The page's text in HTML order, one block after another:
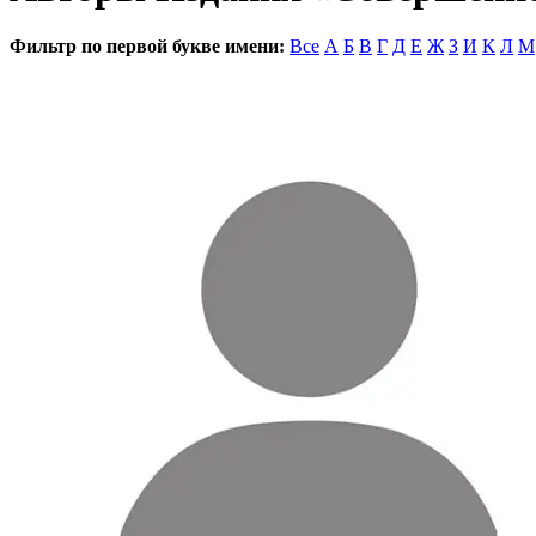
Фильтр по первой букве имени: Все А Б В Г Д Е Ж З И К Л М